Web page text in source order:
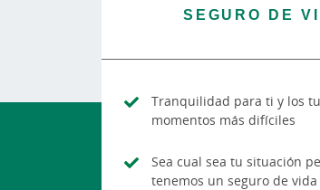
SEGURO DE
Tranquilidad para ti y los
momentos más difíciles
Sea cual sea tu situación
tenemos un seguro de